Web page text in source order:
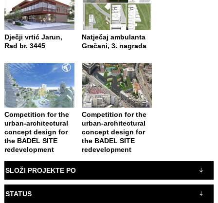
Dječji vrtić Jarun,
Rad br. 3445
Natječaj ambulanta
Gračani, 3. nagrada
Competition for the
urban-architectural
concept design for
the BADEL SITE
redevelopment
Competition for the
urban-architectural
concept design for
the BADEL SITE
redevelopment
SLOŽI PROJEKTE PO
STATUS